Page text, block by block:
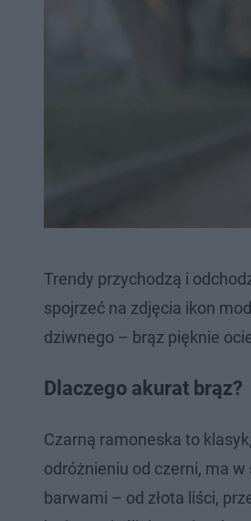
Trendy przychodzą i
spojrzeć na zdjęcia ikon
dziwnego – brąz pięknie
Dlaczego akurat brąz?
Czarną ramoneska to
odróżnieniu od czerni, ma
barwami – od złota liści,